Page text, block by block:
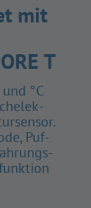
mit
T
°C
Puf­